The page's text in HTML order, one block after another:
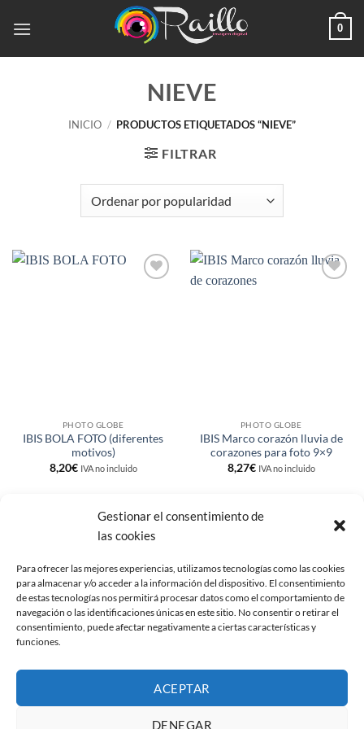
Gestionar el consentimiento de
las cookies
Para ofrecer las mejores experiencias, utilizamos tecnologías como las cookies
para almacenar y/o acceder a la información del dispositivo. El consentimiento
de estas tecnologías nos permitirá procesar datos como el comportamiento de
navegación o las identificaciones únicas en este sitio. No consentir o retirar el
consentimiento, puede afectar negativamente a ciertas características y
funciones.
ACEPTAR
DENEGAR
0
NIEVE
INICIO / PRODUCTOS ETIQUETADOS “NIEVE”
FILTRAR
PHOTO GLOBE
IBIS BOLA FOTO (diferentes
motivos)
8,20€ IVA no incluido
PHOTO GLOBE
IBIS Marco corazón lluvia de
corazones para foto 9×9
8,27€ IVA no incluido
lista de
deseos
IBIS Bola Foto Globe Galaxy
9,50€ IVA no incluido